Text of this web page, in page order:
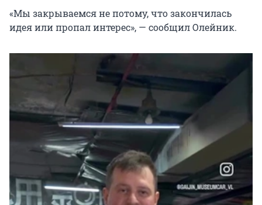
«Мы закрываемся не потому, что закончилась
идея или пропал интерес», — сообщил Олейник.